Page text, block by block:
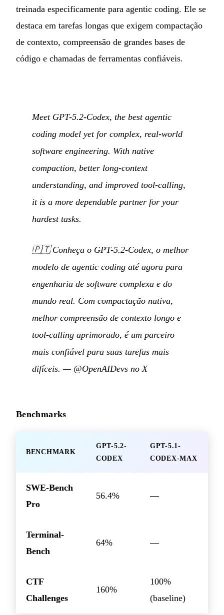
treinada especificamente para agentic coding. Ele se
destaca em tarefas longas que exigem compactação
de contexto, compreensão de grandes bases de
código e chamadas de ferramentas confiáveis.
Meet GPT-5.2-Codex, the best agentic
coding model yet for complex, real-world
software engineering. With native
compaction, better long-context
understanding, and improved tool-calling,
it is a more dependable partner for your
hardest tasks.
🇵🇹Conheça o GPT-5.2-Codex, o melhor
modelo de agentic coding até agora para
engenharia de software complexa e do
mundo real. Com compactação nativa,
melhor compreensão de contexto longo e
tool-calling aprimorado, é um parceiro
mais confiável para suas tarefas mais
difíceis. — @OpenAIDevs no X
Benchmarks
BENCHMARK
GPT-5.2-
CODEX
GPT-5.1-
CODEX-MAX
SWE-Bench
Pro
56.4% —
Terminal-
Bench
64% —
CTF
Challenges
160%
100%
(baseline)